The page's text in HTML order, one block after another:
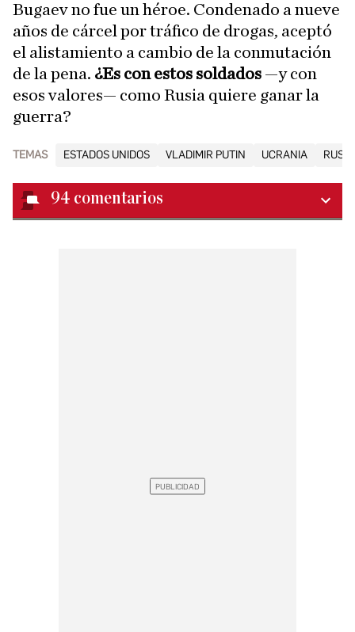
Bugaev no fue un héroe. Condenado a nueve
años de cárcel por tráfico de drogas, aceptó
el alistamiento a cambio de la conmutación
de la pena. ¿Es con estos soldados —y con
esos valores— como Rusia quiere ganar la
guerra?
TEMAS ESTADOS UNIDOS VLADIMIR PUTIN UCRANIA RUSIA
94 comentarios